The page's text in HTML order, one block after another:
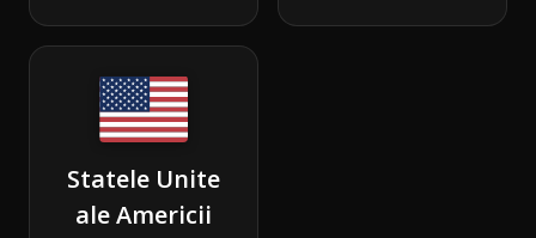
Statele Unite
ale Americii